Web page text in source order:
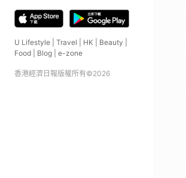
U Lifestyle Travel HK Beauty
Food
Blog e-zone
香港經濟日報版權所有©2026